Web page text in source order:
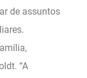
de assuntos
“A